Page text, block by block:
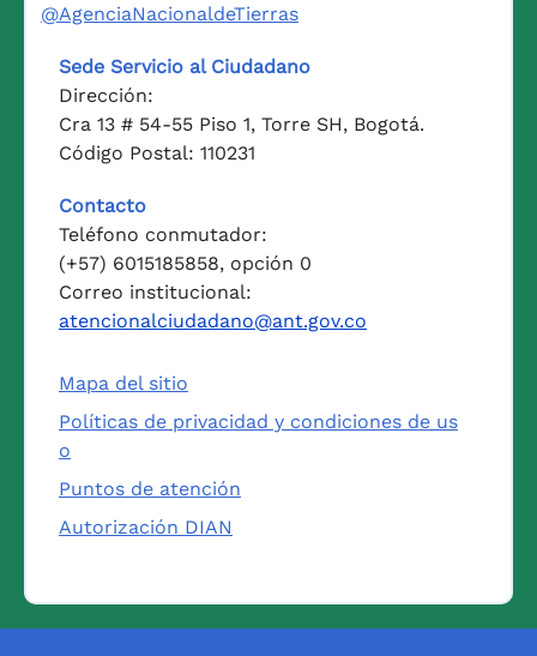
@AgenciaNacionaldeTierras
Sede Servicio al Ciudadano
Dirección:
Cra 13 # 54-55 Piso 1, Torre SH, Bogotá.
Código Postal: 110231
Contacto
Teléfono conmutador:
(+57) 6015185858, opción 0
Correo institucional:
atencionalciudadano@ant.gov.co
Mapa del sitio
Políticas de privacidad y condiciones de us
o
Puntos de atención
Autorización DIAN